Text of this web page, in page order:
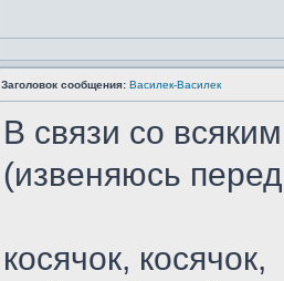
Заголовок сообщения: Василек-Василек
В связи со
(извеняюсь
косячок, косячок,